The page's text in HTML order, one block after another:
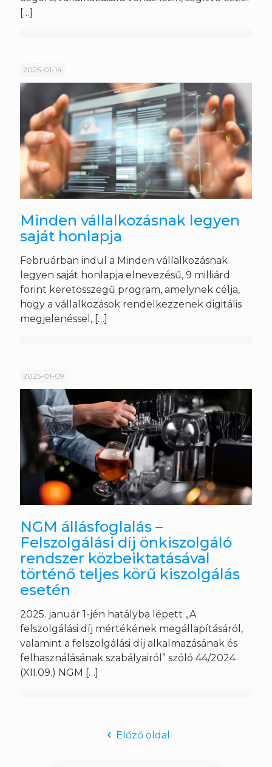
[…]
2025-01-14
Minden vállalkozásnak legyen
saját honlapja
Februárban indul a Minden vállalkozásnak
legyen saját honlapja elnevezésű, 9 milliárd
forint keretösszegű program, amelynek célja,
hogy a vállalkozások rendelkezzenek digitális
megjelenéssel, […]
2025-01-09
NGM állásfoglalás –
Felszolgálási díj önkiszolgáló
rendszer közbeiktatásával
történő teljes körű kiszolgálás
esetén
2025. január 1-jén hatályba lépett „A
felszolgálási díj mértékének megállapításáról,
valamint a felszolgálási díj alkalmazásának és
felhasználásának szabályairól” szóló 44/2024
(XII.09.) NGM […]
Előző oldal